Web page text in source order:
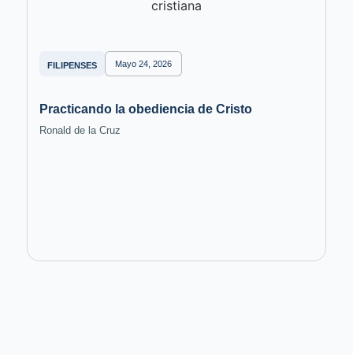
FILIPENSES Mayo 24, 2026
Practicando la obediencia de Cristo
Ronald de la Cruz